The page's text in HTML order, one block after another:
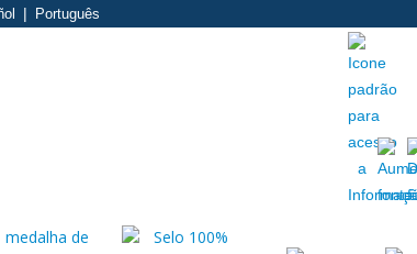
Português